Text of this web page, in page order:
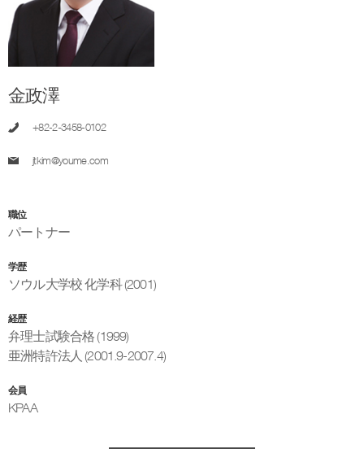
金政澤
+82-2-3458-0102
jtkim@youme.com
職位
パートナー
学歴
ソウル大学校 化学科 (2001)
経歴
弁理士試験合格 (1999)
亜洲特許法人 (2001.9-2007.4)
会員
KPAA